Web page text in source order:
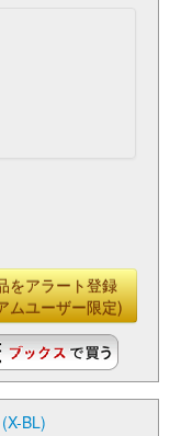
をアラート登録
ムユーザー限定)
BL)